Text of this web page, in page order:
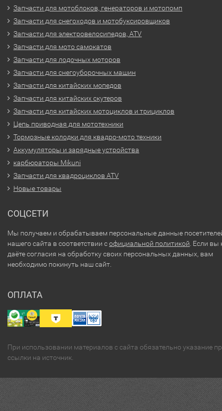
Запчасти для мотоблоков, генераторов и мотопомп
Запчасти для снегоходов и мотобуксировщиков
Запчасти для электровелосипедов, ATV
Запчасти для мото самокатов
Запчасти для лодочных моторов
Запчасти для снегоуборочных машин
Запчасти для китайских мопедов
Запчасти для китайских скутеров
Запчасти для китайских мотоциклов и трициклов
Цепь приводная для мототехники
Тормозные колодки для квадро-мото техники
Аккумуляторы и зарядные устройства
карбюраторы Mikuni
Запчасти для квадроциклов ATV
Новые товары
СОЦСЕТИ
Мы получаем и обрабатываем персональные данные
нашего сайта в соответствии софициальной политикой. Если вы
даёте согласия на обработку своих персональных данных, вам
необходимо покинуть наш сайт.
ОПЛАТА
При использовании материалов с сайта обязательно указание
ссылки на источник.